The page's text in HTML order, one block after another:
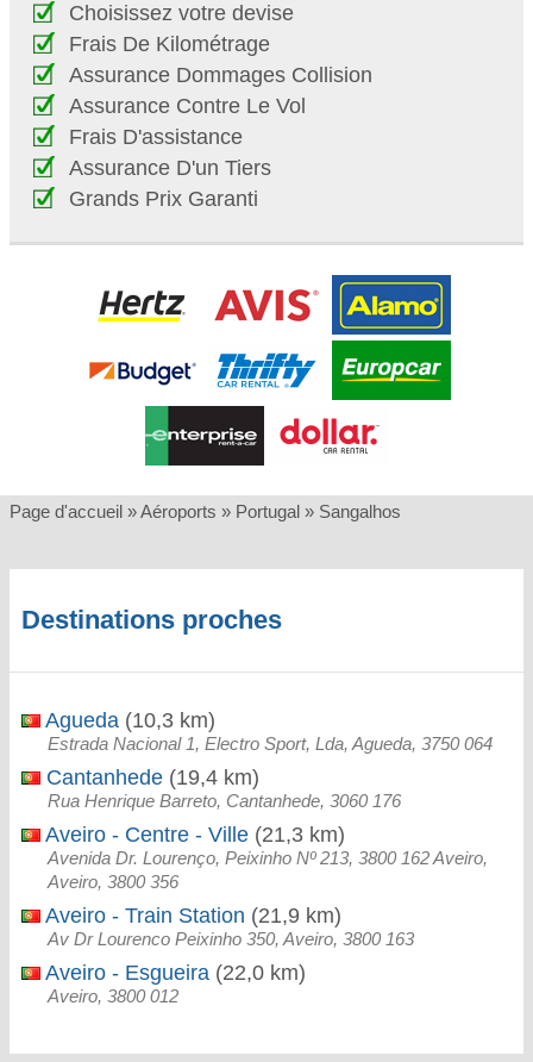
Choisissez votre devise
Frais De Kilométrage
Assurance Dommages Collision
Assurance Contre Le Vol
Frais D'assistance
Assurance D'un Tiers
Grands Prix Garanti
Page d'accueil »Aéroports » Portugal » Sangalhos
Destinations proches
Agueda (10,3 km)
Estrada Nacional 1, Electro Sport, Lda, Agueda, 3750 064
Cantanhede (19,4 km)
Rua Henrique Barreto, Cantanhede, 3060 176
Aveiro - Centre - Ville (21,3 km)
Avenida Dr. Lourenço, Peixinho Nº 213, 3800 162 Aveiro,
Aveiro, 3800 356
Aveiro - Train Station (21,9 km)
Av Dr Lourenco Peixinho 350, Aveiro, 3800 163
Aveiro - Esgueira (22,0 km)
Aveiro, 3800 012